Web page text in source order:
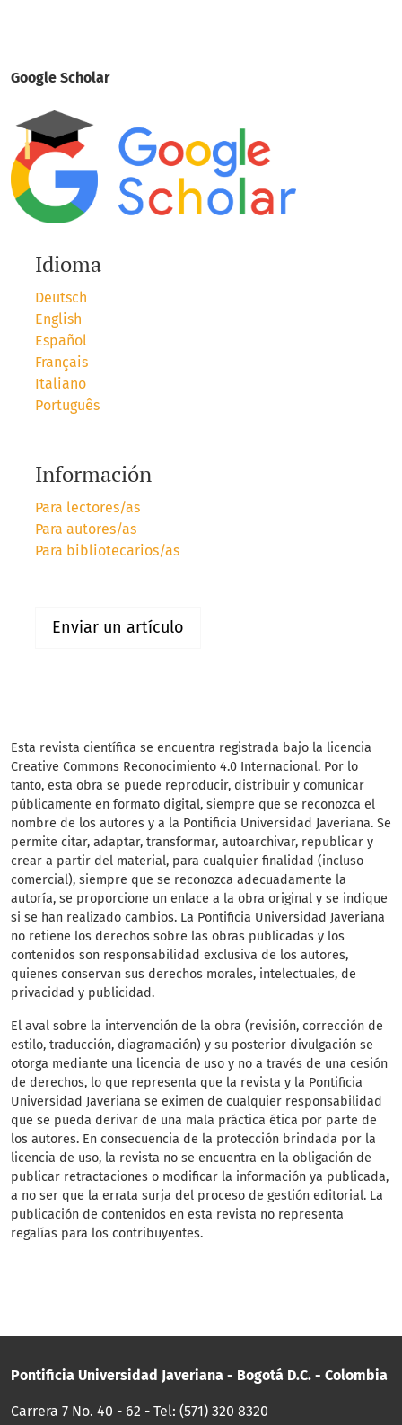
Google Scholar
Idioma
Deutsch
English
Español
Français
Italiano
Português
Información
Para lectores/as
Para autores/as
Para bibliotecarios/as
Enviar un artículo
Esta revista científica se encuentra registrada bajo la licencia
Creative Commons Reconocimiento 4.0 Internacional. Por lo
tanto, esta obra se puede reproducir, distribuir y comunicar
públicamente en formato digital, siempre que se reconozca el
nombre de los autores y a la Pontificia Universidad Javeriana. Se
permite citar, adaptar, transformar, autoarchivar, republicar y
crear a partir del material, para cualquier finalidad (incluso
comercial), siempre que se reconozca adecuadamente la
autoría, se proporcione un enlace a la obra original y se indique
si se han realizado cambios. La Pontificia Universidad Javeriana
no retiene los derechos sobre las obras publicadas y los
contenidos son responsabilidad exclusiva de los autores,
quienes conservan sus derechos morales, intelectuales, de
privacidad y publicidad.
El aval sobre la intervención de la obra (revisión, corrección de
estilo, traducción, diagramación) y su posterior divulgación se
otorga mediante una licencia de uso y no a través de una cesión
de derechos, lo que representa que la revista y la Pontificia
Universidad Javeriana se eximen de cualquier responsabilidad
que se pueda derivar de una mala práctica ética por parte de
los autores. En consecuencia de la protección brindada por la
licencia de uso, la revista no se encuentra en la obligación de
publicar retractaciones o modificar la información ya publicada,
a no ser que la errata surja del proceso de gestión editorial. La
publicación de contenidos en esta revista no representa
regalías para los contribuyentes.
Pontificia Universidad Javeriana - Bogotá D.C. - Colombia
Carrera 7 No. 40 - 62 - Tel: (571) 320 8320